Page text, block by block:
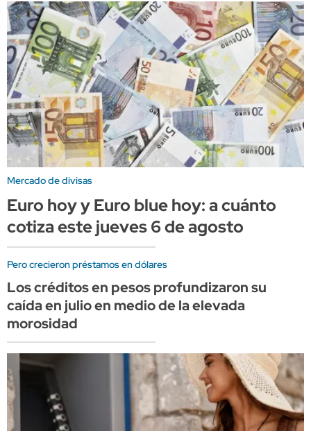
Mercado de divisas
Euro hoy y Euro blue hoy: a cuánto
cotiza este jueves 6 de agosto
Pero crecieron préstamos en dólares
Los créditos en pesos profundizaron su
caída en julio en medio de la elevada
morosidad